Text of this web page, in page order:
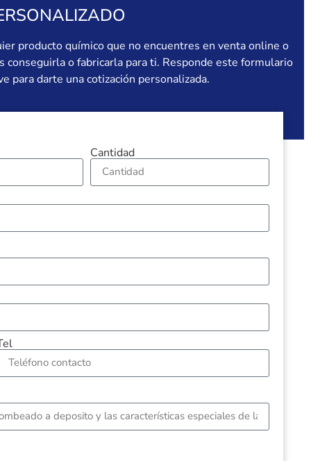
producto químico que no encuentres en venta online o
o fabricarla para ti. Responde este formulario
para darte una cotización personalizada.
Cantidad